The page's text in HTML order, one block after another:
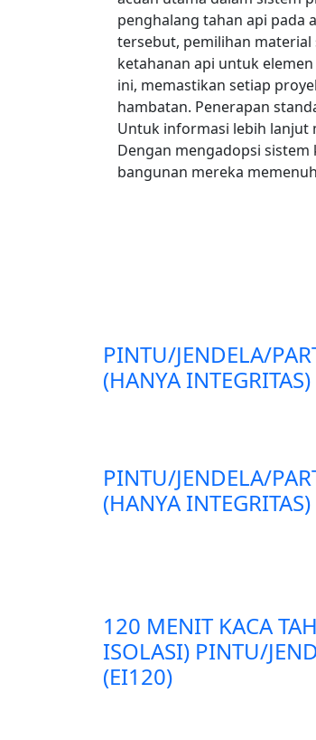
penghalang tahan api pada
tersebut, pemilihan
ketahanan api untuk
ini, memastikan setiap
hambatan. Penerapan
Untuk informasi lebih lanjut
Dengan mengadopsi
bangunan mereka
PINTU/JENDELA/
(HANYA
PINTU/JENDELA/
(HANYA
120 MENIT KACA
ISOLASI) PINTU/
(EI120)